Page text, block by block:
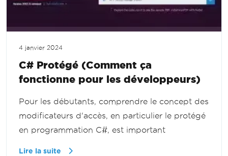
4 janvier 2024
C# Protégé (Comment ça
fonctionne pour les développeurs)
Pour les débutants, comprendre le concept des
modificateurs d'accès, en particulier le protégé
en programmation C#, est important
Lire la suite